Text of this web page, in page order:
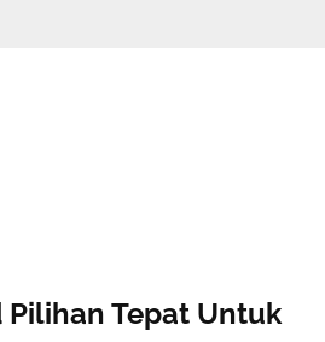
Tepat Untuk